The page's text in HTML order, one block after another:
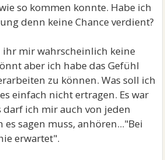
so kommen konnte. Habe ich
denn keine Chance verdient?
ihr mir wahrscheinlich keine
aber ich habe das Gefühl
zu können. Was soll ich
einfach nicht ertragen. Es war
darf ich mir auch von jeden
es sagen muss, anhören..."Bei
erwartet".